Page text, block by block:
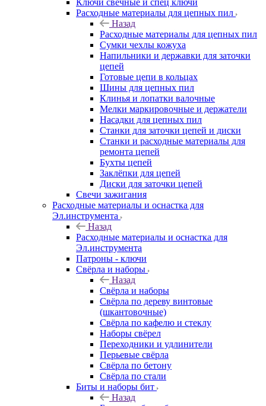
Ключи свечные и спец ключи
Расходные материалы для цепных пил
Назад
Расходные материалы для цепных пил
Сумки чехлы кожуха
Напильники и державки для заточки
цепей
Готовые цепи в кольцах
Шины для цепных пил
Клинья и лопатки валочные
Мелки маркировочные и держатели
Насадки для цепных пил
Станки для заточки цепей и диски
Станки и расходные материалы для
ремонта цепей
Бухты цепей
Заклёпки для цепей
Диски для заточки цепей
Свечи зажигания
Расходные материалы и оснастка для
Эл.инструмента
Назад
Расходные материалы и оснастка для
Эл.инструмента
Патроны - ключи
Свёрла и наборы
Назад
Свёрла и наборы
Свёрла по дереву винтовые
(шкантовочные)
Свёрла по кафелю и стеклу
Наборы свёрел
Переходники и удлинители
Перьевые свёрла
Свёрла по бетону
Свёрла по стали
Биты и наборы бит
Назад